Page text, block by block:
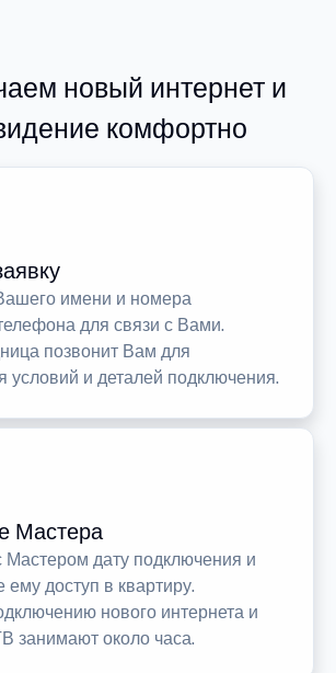
новый интернет и
комфортно
имени и номера
для связи с Вами.
позвонит Вам для
условий и деталей подключения.
Мастера
Мастером дату подключения и
ему доступ в квартиру.
нового интернета и
занимают около часа.